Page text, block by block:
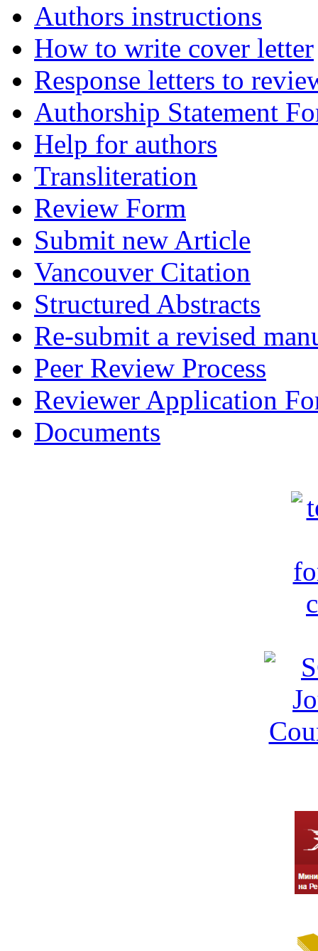
Authors instructions
How to write cover letter
Response letters to
Authorship Statement
Help for authors
Transliteration
Review Form
Submit new Article
Vancouver Citation
Structured Abstracts
Re-submit a revised
Peer Review Process
Reviewer Application
Documents